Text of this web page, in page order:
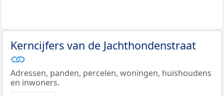
Kerncijfers van de Jachthondenstraat
Adressen, panden, percelen, woningen, huishoudens
en inwoners.